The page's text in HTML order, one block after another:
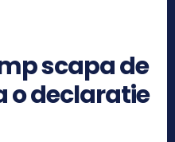
scapa de
o declaratie